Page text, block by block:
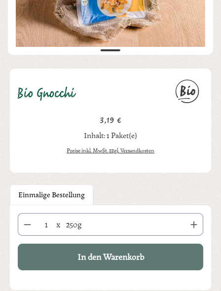
Bio Gnocchi
Regulärer Preis:
3,19 €
Inhalt:1 Paket(e)
Preise inkl. MwSt. zzgl. Versandkosten
Einmalige Bestellung
Produkt Anzahl: Gib den gewünschten Wert ein oder benutze die
x 250g
In den Warenkorb